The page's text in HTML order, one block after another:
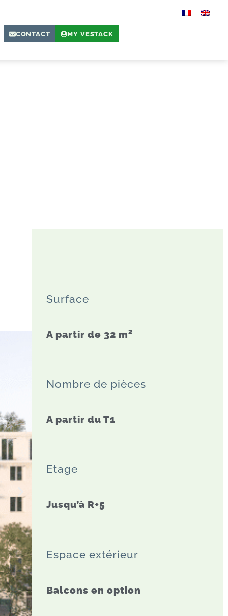
CONTACT MY VESTACK
Surface
A partir de 32 m2
Nombre de pièces
A partir du T1
Etage
Jusqu’à R+5
Espace extérieur
Balcons en option